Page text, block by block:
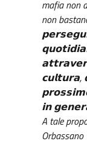
mafia non
non
𝗰𝘂𝗹𝘁𝘂𝗿𝗮,
𝗶𝗻
A tale
Orbassano